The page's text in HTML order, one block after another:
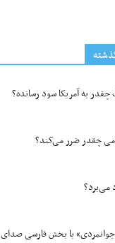
به آمریکا سود رسانده؟
چقدر ضرر می‌کند؟
می‌برد؟
جوانمردی» با بخش فارسی صدای